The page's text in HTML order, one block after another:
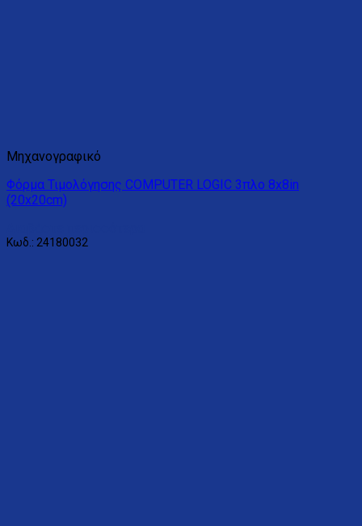
Μηχανογραφικό
Φόρμα Τιμολόγησης COMPUTER LOGIC 3πλο 8x8in
(20x20cm)
Κωδ.: 24180032